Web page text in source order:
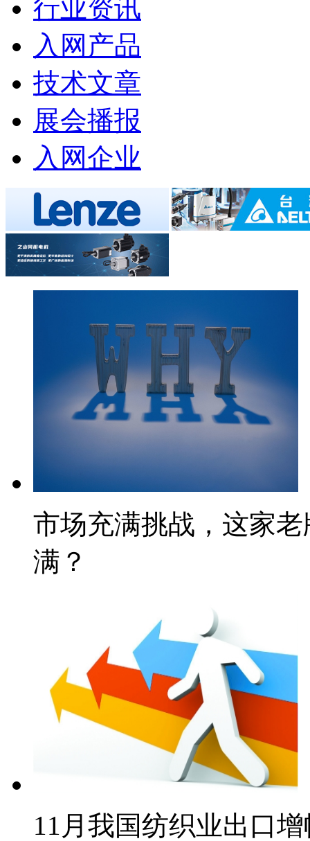
行业资讯
入网产品
技术文章
展会播报
入网企业
市场充满挑战，这家
满？
11月我国纺织业出口